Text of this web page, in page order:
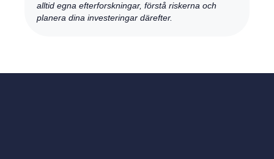
alltid egna efterforskningar, förstå riskerna och
planera dina investeringar därefter.